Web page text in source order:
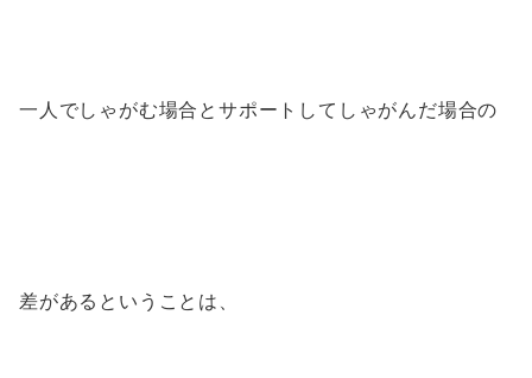
一人でしゃがむ場合とサポートしてしゃがんだ場合の
差があるということは、